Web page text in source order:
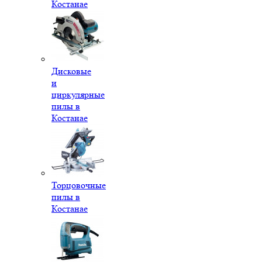
Костанае
Дисковые
и
циркулярные
пилы в
Костанае
Торцовочные
пилы в
Костанае